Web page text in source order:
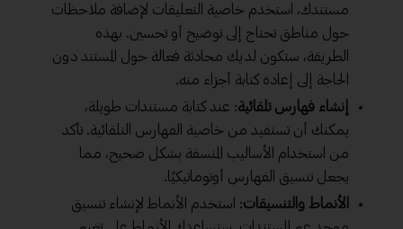
مستندك، استخدم خاصية التعليقات لإضافة ملاحظات
حول مناطق تحتاج إلى توضيح أو تحسين. بهذه
الطريقة، ستكون لديك محادثة فعالة حول المستند دون
الحاجة إلى إعادة كتابة أجزاء منه.
إنشاء فهارس تلقائية: عند كتابة مستندات طويلة،
يمكنك أن تستفيد من خاصية الفهارس التلقائية. تأكد
من استخدام الأساليب المنسقة بشكل صحيح، مما
يجعل تنسيق الفهارس أوتوماتيكيًا.
الأنماط والتنسيقات: استخدم الأنماط لإنشاء تنسيق